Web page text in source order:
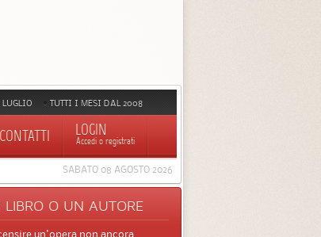
LUGLIO TUTTI I MESI DAL 2008
CONTATTI LOGIN
Accedi o registrati
SABATO 08 AGOSTO 2026
LIBRO O UN AUTORE
un'opera non ancora